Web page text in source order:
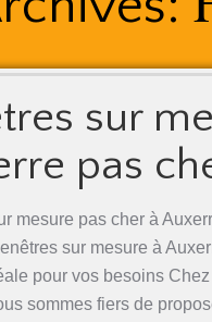
sur
pas
mesure pas cher à
sur mesure à
pour vos besoins
sommes fiers de